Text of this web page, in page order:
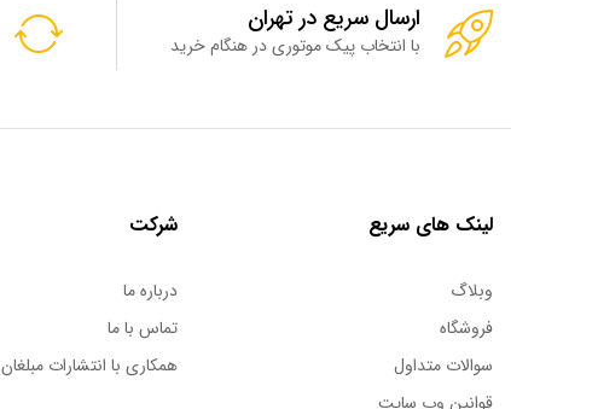
ارسال سریع در تهران
با انتخاب پیک موتوری در هنگام خرید
لینک های سریع
وبلاگ
فروشگاه
سوالات متداول
قوانین وب سایت
شرکت
درباره ما
تماس با ما
همکاری با انتشارات مبلغان